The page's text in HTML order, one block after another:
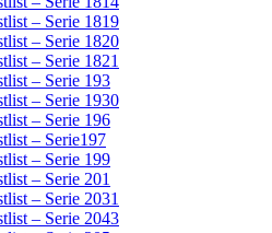
– Serie 1819
– Serie 1820
– Serie 1821
– Serie 193
– Serie 1930
– Serie 196
– Serie197
– Serie 199
– Serie 201
– Serie 2031
– Serie 2043